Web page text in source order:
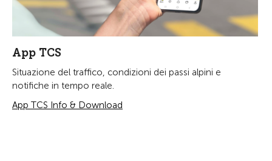
App TCS
Situazione del traffico, condizioni dei passi alpini e
notifiche in tempo reale.
App TCS Info & Download